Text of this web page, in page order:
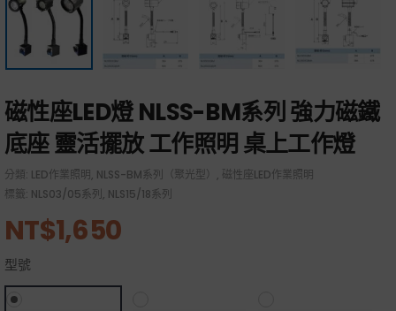
磁性座LED燈 NLSS-BM系列 強力磁鐵
底座 靈活擺放 工作照明 桌上工作燈
分類: LED作業照明, NLSS-BM系列（聚光型） , 磁性座LED作業照明
標籤: NLS03/05系列 , NLS15/18系列
NT$1,650
型號